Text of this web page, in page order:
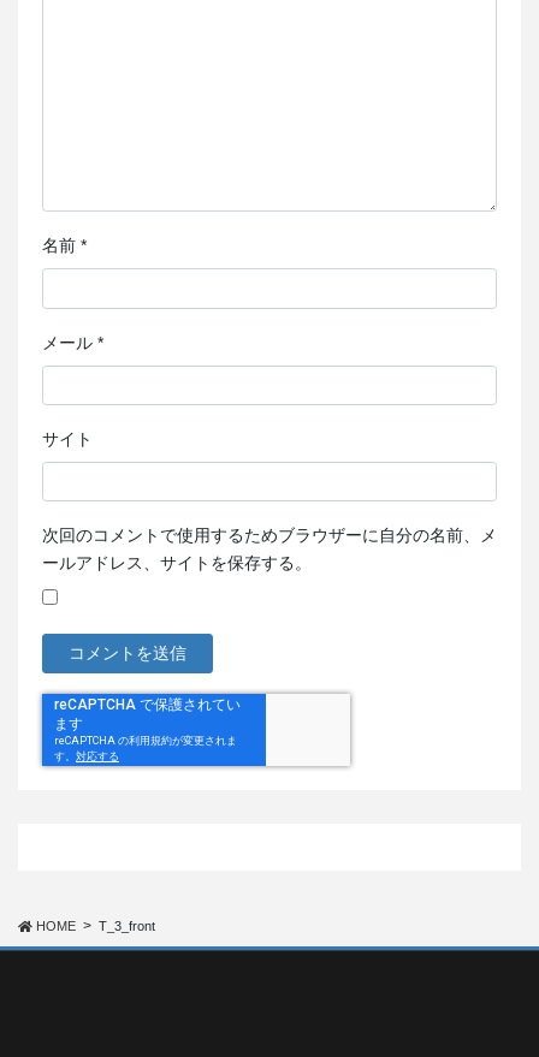
名前 *
メール *
サイト
次回のコメントで使用するためブラウザーに自分の名前、メ
ールアドレス、サイトを保存する。
HOME T_3_front